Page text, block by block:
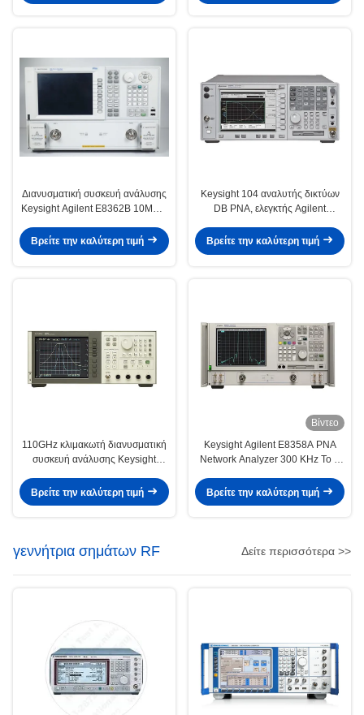
Διανυσματική συσκευή ανάλυσης
Keysight Agilent E8362B 10MHz-
Βρείτε την καλύτερη τιμή
Keysight 104 αναλυτής δικτύων
DB PNA, ελεγκτής Agilent
Βρείτε την καλύτερη τιμή
110GHz κλιμακωτή διανυσματική
συσκευή ανάλυσης Keysight
επίδειξη χρώματος
Βρείτε την καλύτερη τιμή
Βίντεο
Keysight Agilent E8358A PNA
Network Analyzer 300 KHz To 9
Αναλυτής Δικτύου Vector
Βρείτε την καλύτερη τιμή
γεννήτρια σημάτων RF Δείτε περισσότερα >>